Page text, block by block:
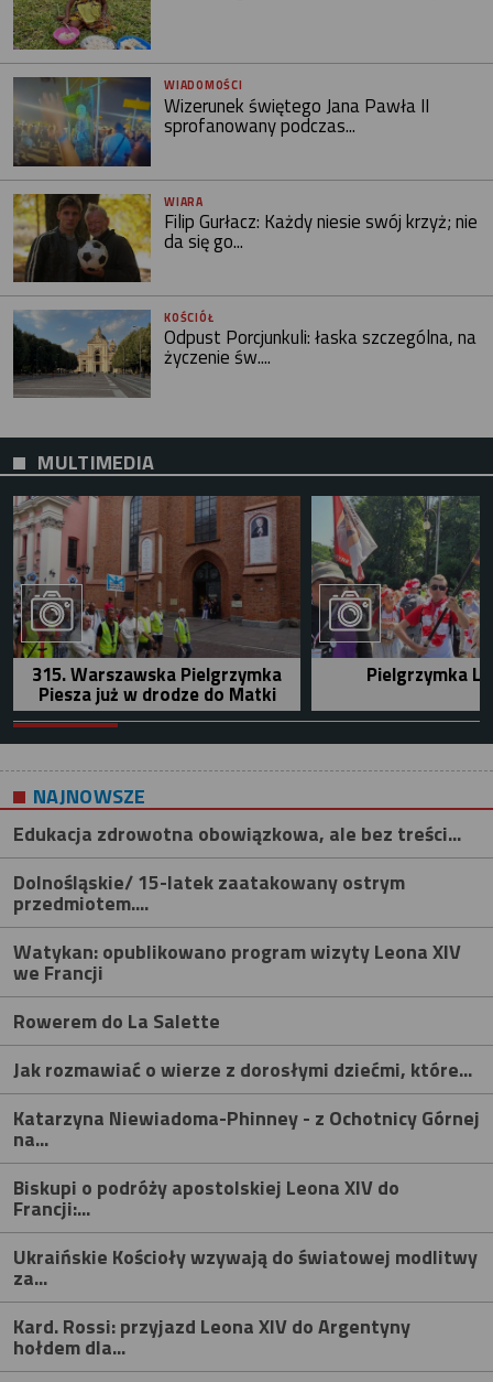
WIADOMOŚCI
Wizerunek świętego Jana Pawła II
sprofanowany podczas...
WIARA
Filip Gurłacz: Każdy niesie swój krzyż; nie
da się go...
KOŚCIÓŁ
Odpust Porcjunkuli: łaska szczególna, na
życzenie św....
MULTIMEDIA
315. Warszawska Pielgrzymka
Piesza już w drodze do Matki
Pielgrzymka
NAJNOWSZE
Edukacja zdrowotna obowiązkowa, ale bez treści...
Dolnośląskie/ 15-latek zaatakowany ostrym
przedmiotem....
Watykan: opublikowano program wizyty Leona XIV
we Francji
Rowerem do La Salette
Jak rozmawiać o wierze z dorosłymi dziećmi, które...
Katarzyna Niewiadoma-Phinney - z Ochotnicy Górnej
na...
Biskupi o podróży apostolskiej Leona XIV do
Francji:...
Ukraińskie Kościoły wzywają do światowej modlitwy
za...
Kard. Rossi: przyjazd Leona XIV do Argentyny
hołdem dla...